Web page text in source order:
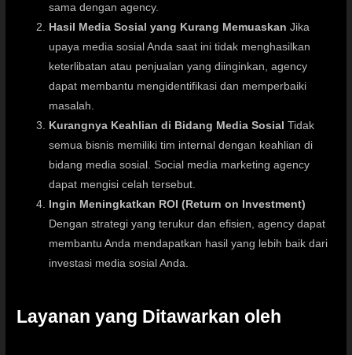
sama dengan agency.
Hasil Media Sosial yang Kurang Memuaskan Jika
upaya media sosial Anda saat ini tidak menghasilkan
keterlibatan atau penjualan yang diinginkan, agency
dapat membantu mengidentifikasi dan memperbaiki
masalah.
Kurangnya Keahlian di Bidang Media Sosial Tidak
semua bisnis memiliki tim internal dengan keahlian di
bidang media sosial. Social media marketing agency
dapat mengisi celah tersebut.
Ingin Meningkatkan ROI (Return on Investment)
Dengan strategi yang terukur dan efisien, agency dapat
membantu Anda mendapatkan hasil yang lebih baik dari
investasi media sosial Anda.
Layanan yang Ditawarkan oleh